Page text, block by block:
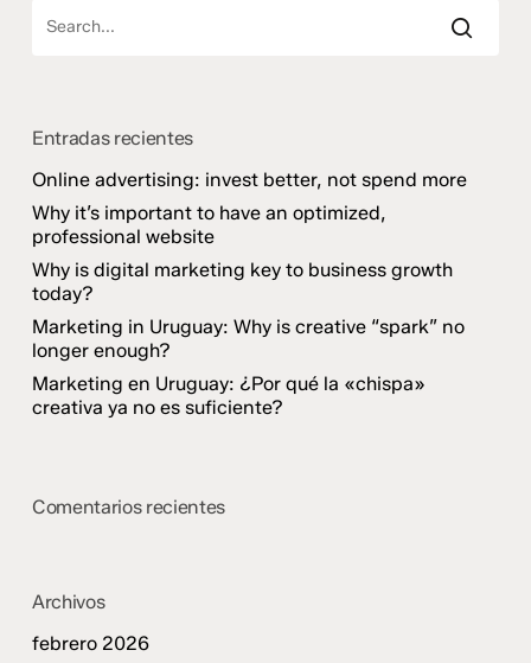
Entradas recientes
Online advertising: invest better, not spend more
Why it’s important to have an optimized,
professional website
Why is digital marketing key to business growth
today?
Marketing in Uruguay: Why is creative “spark” no
longer enough?
Marketing en Uruguay: ¿Por qué la «chispa»
creativa ya no es suficiente?
Comentarios recientes
Archivos
febrero 2026